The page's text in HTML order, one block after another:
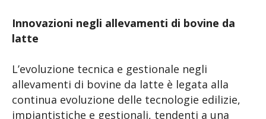
Innovazioni negli allevamenti di bovine da
latte
L’evoluzione tecnica e gestionale negli
allevamenti di bovine da latte è legata alla
continua evoluzione delle tecnologie edilizie,
impiantistiche e gestionali, tendenti a una